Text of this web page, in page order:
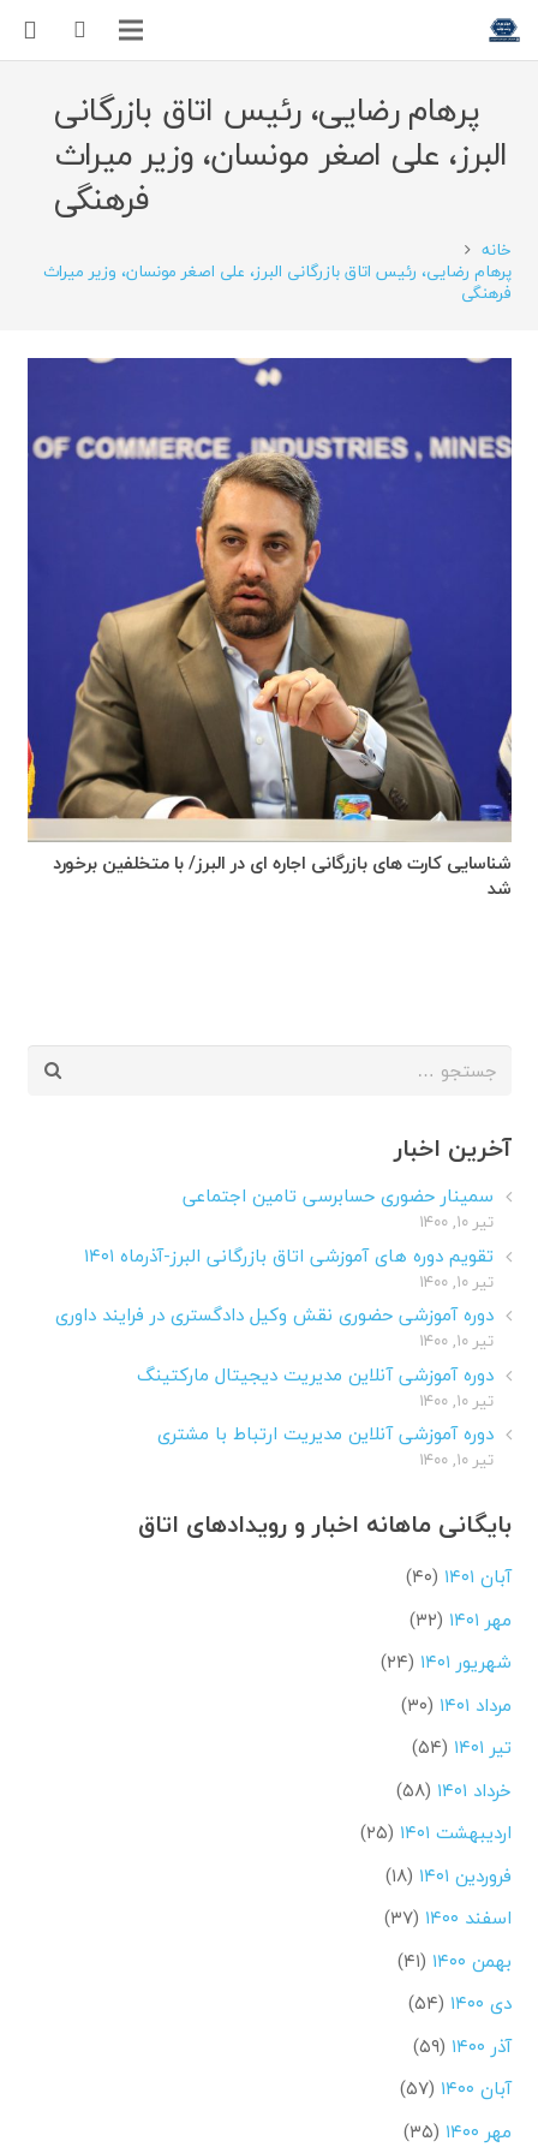
پرهام رضایی، رئیس اتاق بازرگانی
البرز، علی اصغر مونسان، وزیر میراث
فرهنگی
خانه
پرهام رضایی، رئیس اتاق بازرگانی البرز، علی اصغر مونسان، وزیر میراث
فرهنگی
شناسایی کارت های بازرگانی اجاره ای در البرز/ با متخلفین برخورد
شد
جستجو
آخرین اخبار
سمینار حضوری حسابرسی تامین اجتماعی
تیر ۱۰, ۱۴۰۰
تقویم دوره های آموزشی اتاق بازرگانی البرز-آذرماه ۱۴۰۱
تیر ۱۰, ۱۴۰۰
دوره آموزشی حضوری نقش وکیل دادگستری در فرایند داوری
تیر ۱۰, ۱۴۰۰
دوره آموزشی آنلاین مدیریت دیجیتال مارکتینگ
تیر ۱۰, ۱۴۰۰
دوره آموزشی آنلاین مدیریت ارتباط با مشتری
تیر ۱۰, ۱۴۰۰
بایگانی ماهانه اخبار و رویدادهای اتاق
آبان ۱۴۰۱
(۴۰)
مهر ۱۴۰۱
(۳۲)
شهریور ۱۴۰۱
(۲۴)
مرداد ۱۴۰۱
(۳۰)
تیر ۱۴۰۱
(۵۴)
خرداد ۱۴۰۱
(۵۸)
اردیبهشت ۱۴۰۱
(۲۵)
فروردین ۱۴۰۱
(۱۸)
اسفند ۱۴۰۰
(۳۷)
بهمن ۱۴۰۰
(۴۱)
دی ۱۴۰۰
(۵۴)
آذر ۱۴۰۰
(۵۹)
آبان ۱۴۰۰
(۵۷)
مهر ۱۴۰۰
(۳۵)